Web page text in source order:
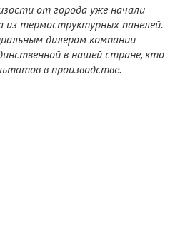
от города уже начали
из термоструктурных панелей.
дилером компании
в нашей стране, кто
в производстве.